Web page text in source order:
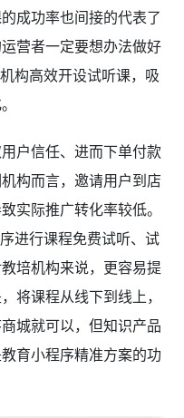
成功率也间接的代表了
营者一定要想办法做好
构高效开设试听课，吸
户信任、进而下单付款
构而言，邀请用户到店
实际推广转化率较低。
进行课程免费试听、试
培机构来说，更容易提
将课程从线下到线上，
城就可以，但知识产品
育小程序精准方案的功